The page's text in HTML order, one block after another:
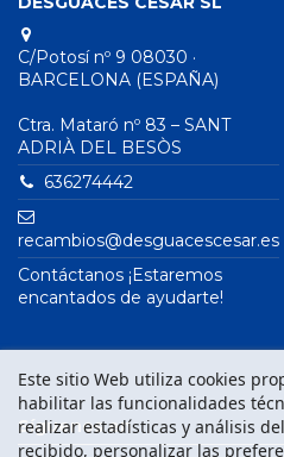
C/Potosí nº 9 08030 ·
BARCELONA (ESPAÑA)
Ctra. Mataró nº 83 – SANT
ADRIÀ DEL BESÒS
636274442
recambios@desguacescesar.es
Contáctanos ¡Estaremos
encantados de ayudarte!
Este sitio Web utiliza cookies
habilitar las funcionalidades
realizar estadísticas y análisis
recibido, personalizar las
Síguenos en